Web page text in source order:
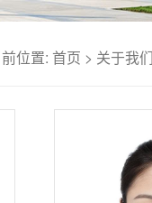
位置: 首页 > 关于我们